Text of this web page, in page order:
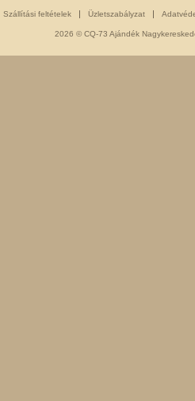
Szállítási feltételek Üzletszabályzat
2026 © CQ-73 Ajándék